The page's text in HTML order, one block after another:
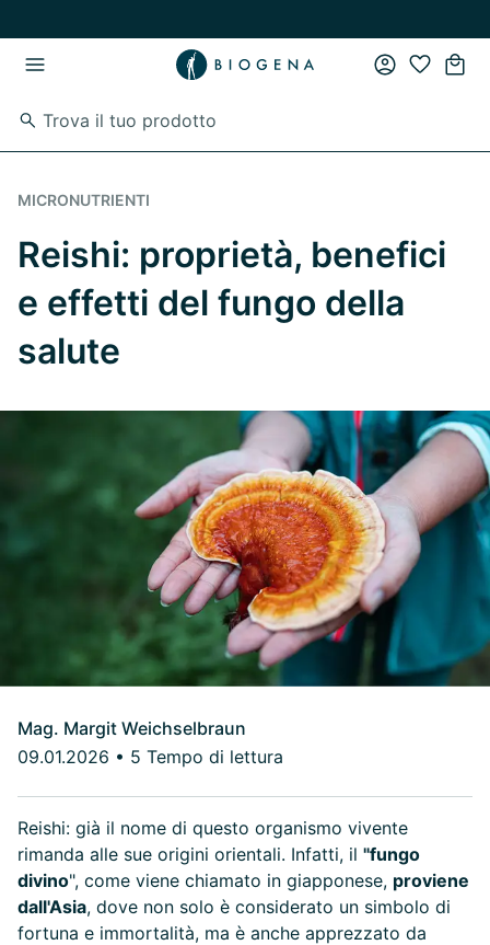
MICRONUTRIENTI
Reishi: proprietà, benefici
e effetti del fungo della
salute
Mag. Margit Weichselbraun
09.01.2026 • 5 Tempo di lettura
Reishi: già il nome di questo organismo vivente
rimanda alle sue origini orientali. Infatti, il "fungo
divino", come viene chiamato in giapponese, proviene
dall'Asia, dove non solo è considerato un simbolo di
fortuna e immortalità, ma è anche apprezzato da